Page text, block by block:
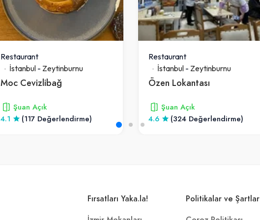
Restaurant
İstanbul- Zeytinburnu
Moc Cevizlibağ
Şuan Açık
4.1
(117 Değerlendirme)
Restaurant
İstanbul - Zeytinburnu
Özen Lokantası
Şuan Açık
4.6
(324 Değerlendirme)
Fırsatları Yaka.la!
Politikalar ve Şartlar